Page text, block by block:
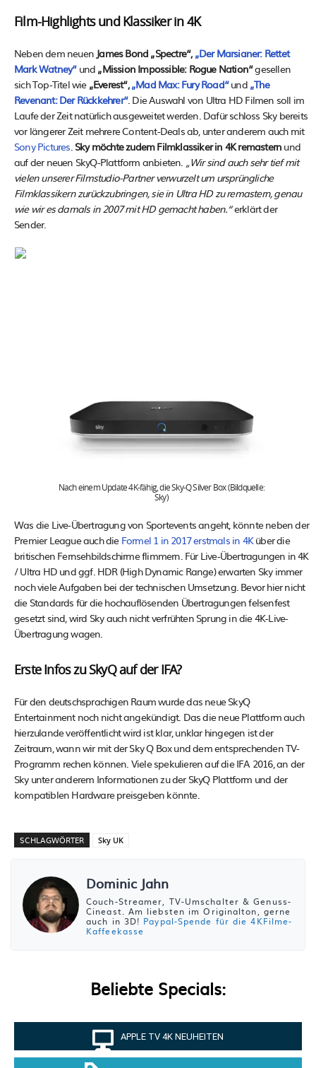
Film-Highlights und Klassiker in 4K
Neben dem neuen James Bond „Spectre“,„Der Marsianer: Rettet
Mark Watney“und „Mission Impossible: Rogue Nation“gesellen
sich Top-Titel wie „Everest“,„Mad Max: Fury Road“und „The
Revenant: Der Rückkehrer“. Die Auswahl von Ultra HD Filmen soll im
Laufe der Zeit natürlich ausgeweitet werden. Dafür schloss Sky bereits
vor längerer Zeit mehrere Content-Deals ab, unter anderem auch mit
Sony Pictures. Sky möchte zudem Filmklassiker in 4K remastern und
auf der neuen SkyQ-Plattform anbieten. „Wir sind auch sehr tief mit
vielen unserer Filmstudio-Partner verwurzelt um ursprüngliche
Filmklassikern zurückzubringen, sie in Ultra HD zu remastern, genau
wie wir es damals in 2007 mit HD gemacht haben.“erklärt der
Sender.
Nach einem Update 4K-fähig, die Sky-Q Silver Box (Bildquelle:
Sky)
Was die Live-Übertragung von Sportevents angeht, könnte neben der
Premier League auch die Formel 1 in 2017 erstmals in 4Küber die
britischen Fernsehbildschirme flimmern. Für Live-Übertragungen in 4K
/ Ultra HD und ggf. HDR (High Dynamic Range) erwarten Sky immer
noch viele Aufgaben bei der technischen Umsetzung. Bevor hier nicht
die Standards für die hochauflösenden Übertragungen felsenfest
gesetzt sind, wird Sky auch nicht verfrühten Sprung in die 4K-Live-
Übertragung wagen.
Erste Infos zu SkyQ auf der IFA?
Für den deutschsprachigen Raum wurde das neue SkyQ
Entertainment noch nicht angekündigt. Das die neue Plattform auch
hierzulande veröffentlicht wird ist klar, unklar hingegen ist der
Zeitraum, wann wir mit der Sky Q Box und dem entsprechenden TV-
Programm rechen können. Viele spekulieren auf die IFA 2016, an der
Sky unter anderem Informationen zu der SkyQ Plattform und der
kompatiblen Hardware preisgeben könnte.
SCHLAGWÖRTER Sky UK
Dominic Jahn
Couch-Streamer, TV-Umschalter & Genuss-
Cineast. Am liebsten im Originalton, gerne
auch in 3D! Paypal-Spende für die 4KFilme-
Kaffeekasse
Beliebte Specials:
APPLE TV 4K NEUHEITEN